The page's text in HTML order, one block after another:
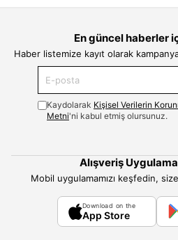
En güncel haberler
Haber listemize kayıt olarak
Kaydolarak Kişisel Verilerin
Metni'ni kabul etmiş olursunuz.
Alışveriş
Mobil uygulamamızı keşfedin,
Download on the
App Store